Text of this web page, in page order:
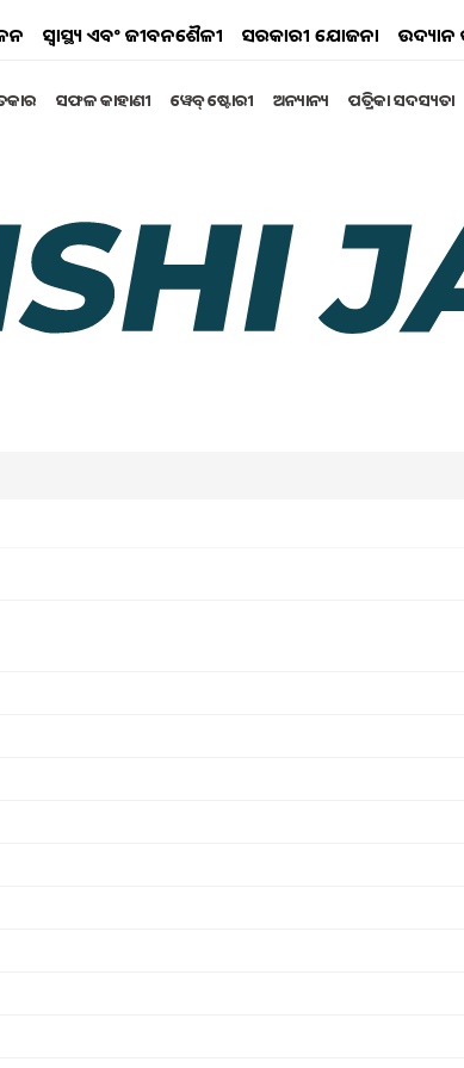
ସ୍ୱାସ୍ଥ୍ୟ ଏବଂ ଜୀବନଶୈଳୀ ସରକାରୀ ଯୋଜନା ଉଦ୍ୟାନ
ସଫଳ କାହାଣୀ ୱେବ୍ ଷ୍ଟୋରୀ ଅନ୍ୟାନ୍ୟ ପତ୍ରିକା ସଦସ୍ୟତା
ଦେଖାଦିଏ ଏହି
ନିମନ୍ତ୍ରଣ କରିବା ପରି | ଏଭଳି ପରିସ୍ଥିତିରେ